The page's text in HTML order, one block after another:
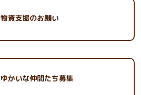
物資支援のお願い
ゆかいな仲間たち募集